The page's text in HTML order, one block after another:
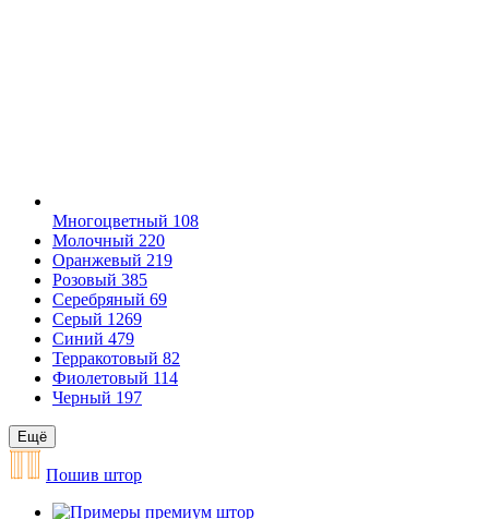
Многоцветный 108
Молочный 220
Оранжевый 219
Розовый 385
Серебряный 69
Серый 1269
Синий 479
Терракотовый 82
Фиолетовый 114
Черный 197
Ещё
Пошив штор